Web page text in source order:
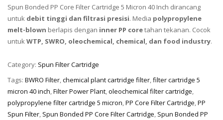
Spun Bonded PP Core Filter Cartridge 5 Micron 40 Inch dirancang
untuk debit tinggi dan filtrasi presisi. Media polypropylene
melt-blown berlapis dengan inner PP coretahan tekanan. Cocok
untukWTP, SWRO, oleochemical, chemical, dan food industry.
Category: Spun Filter Cartridge
Tags: BWRO Filter,chemical plant cartridge filter,filter cartridge 5
micron 40 inch,Filter Power Plant,oleochemical filter cartridge,
polypropylene filter cartridge 5 micron,PP Core Filter Cartridge,PP
Spun Filter, Spun Bonded PP Core Filter Cartridge, Spun Bonded PP